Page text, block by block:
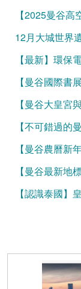
【曼谷國際書
【曼谷農曆新
【認識泰國】